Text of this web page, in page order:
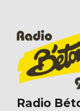
Radio